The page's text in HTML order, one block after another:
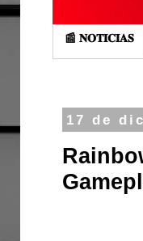
📰 𝐍𝐎𝐓𝐈𝐂𝐈𝐀𝐒
17 de